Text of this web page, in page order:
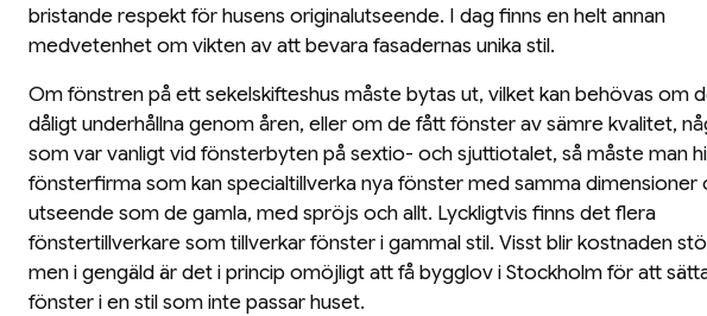
bristande respekt för husens originalutseende. I dag finns en helt annan
medvetenhet om vikten av att bevara fasadernas unika stil.
Om fönstren på ett sekelskifteshus måste bytas ut, vilket kan behövas om
dåligt underhållna genom åren, eller om de fått fönster av sämre kvalitet,
som var vanligt vid fönsterbyten på sextio- och sjuttiotalet, så måste man
fönsterfirma som kan specialtillverka nya fönster med samma dimensioner
utseende som de gamla, med spröjs och allt. Lyckligtvis finns det flera
fönstertillverkare som tillverkar fönster i gammal stil. Visst blir kostnaden
men i gengäld är det i princip omöjligt att få bygglov i Stockholm för att
fönster i en stil som inte passar huset.